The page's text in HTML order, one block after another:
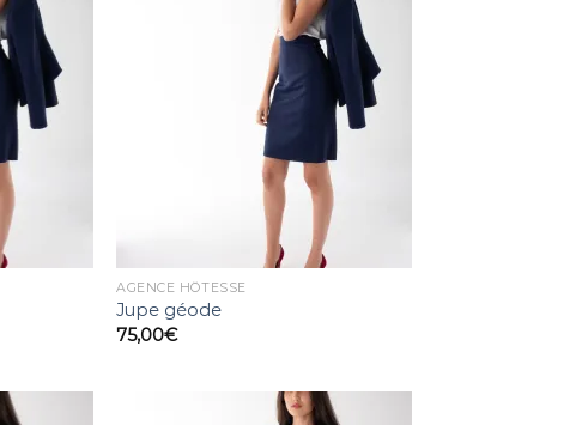
AGENCE HÔTESSE
Jupe géode
75,00€